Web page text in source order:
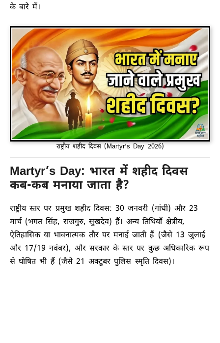
के बारे में।
राष्ट्रीय शहीद दिवस (Martyr’s Day 2026)
Martyr’s Day: भारत में शहीद दिवस
कब-कब मनाया जाता है?
राष्ट्रीय स्तर पर प्रमुख शहीद दिवस: 30 जनवरी (गांधी) और 23
मार्च (भगत सिंह, राजगुरु, सुखदेव) हैं। अन्य तिथियाँ क्षेत्रीय,
ऐतिहासिक या भावनात्मक तौर पर मनाई जाती हैं (जैसे 13 जुलाई
और 17/19 नवंबर), और सरकार के स्तर पर कुछ अधिकारिक रूप
से घोषित भी हैं (जैसे 21 अक्टूबर पुलिस स्मृति दिवस)।